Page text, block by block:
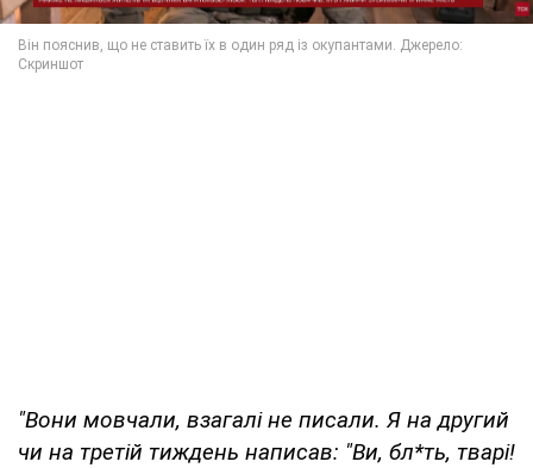
"Вони мовчали, взагалі не писали. Я на другий
чи на третій тиждень написав: "Ви, бл*ть, тварі!